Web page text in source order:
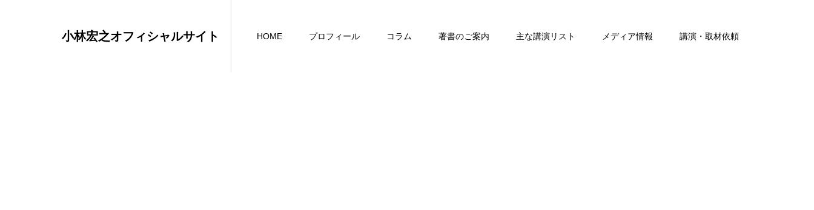
小林宏之オフィシャルサイト HOME プロフィール コラム 著書のご案内 主な講演リスト メディア情報 講演・取材依頼